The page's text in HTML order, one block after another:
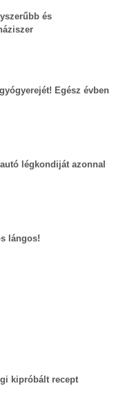
és
Egész évben
légkondiját azonnal
lángos!
kipróbált recept